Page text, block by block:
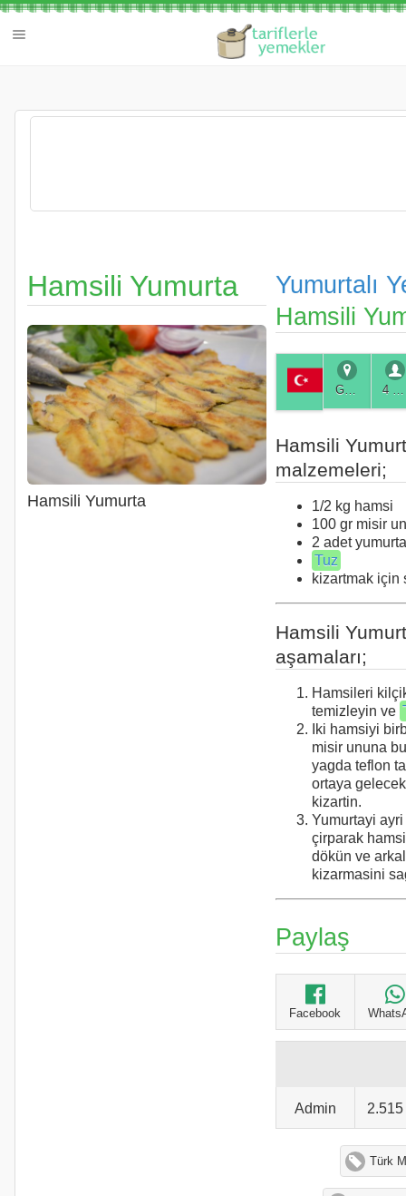
Hamsili Yumurta
Hamsili Yumurta
Yumurtalı
Hamsili
Genel
Hamsili
malzemeleri;
1/2 kg hamsi
100 gr misir
2 adet yumurta
Tuz
kizartmak için
Hamsili
aşamaları;
Hamsileri
temizleyin ve
Iki hamsiyi
misir ununa
yagda teflon
ortaya
kizartin.
Yumurtayi
çirparak
dökün ve
kizarmasini
Paylaş
Facebook
Admin
Türk